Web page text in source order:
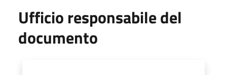
Ufficio responsabile del
documento